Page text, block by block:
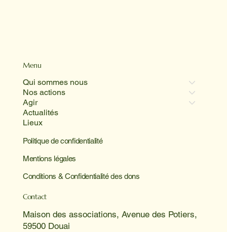
Menu
Qui sommes nous
Nos actions
Agir
Actualités
Lieux
Politique de confidentialité
Mentions légales
Conditions & Confidentialité des dons
Contact
Maison des associations, Avenue des Potiers,
59500 Douai